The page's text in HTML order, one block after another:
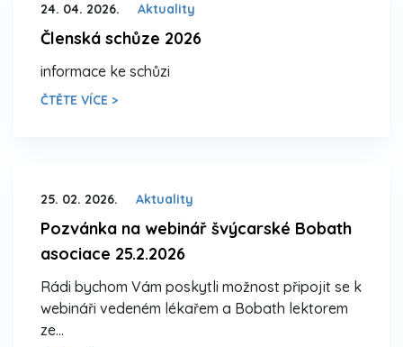
24. 04. 2026. Aktuality
Členská schůze 2026
informace ke schůzi
ČTĚTE VÍCE >
25. 02. 2026. Aktuality
Pozvánka na webinář švýcarské Bobath
asociace 25.2.2026
Rádi bychom Vám poskytli možnost připojit se k
webináři vedeném lékařem a Bobath lektorem
ze…